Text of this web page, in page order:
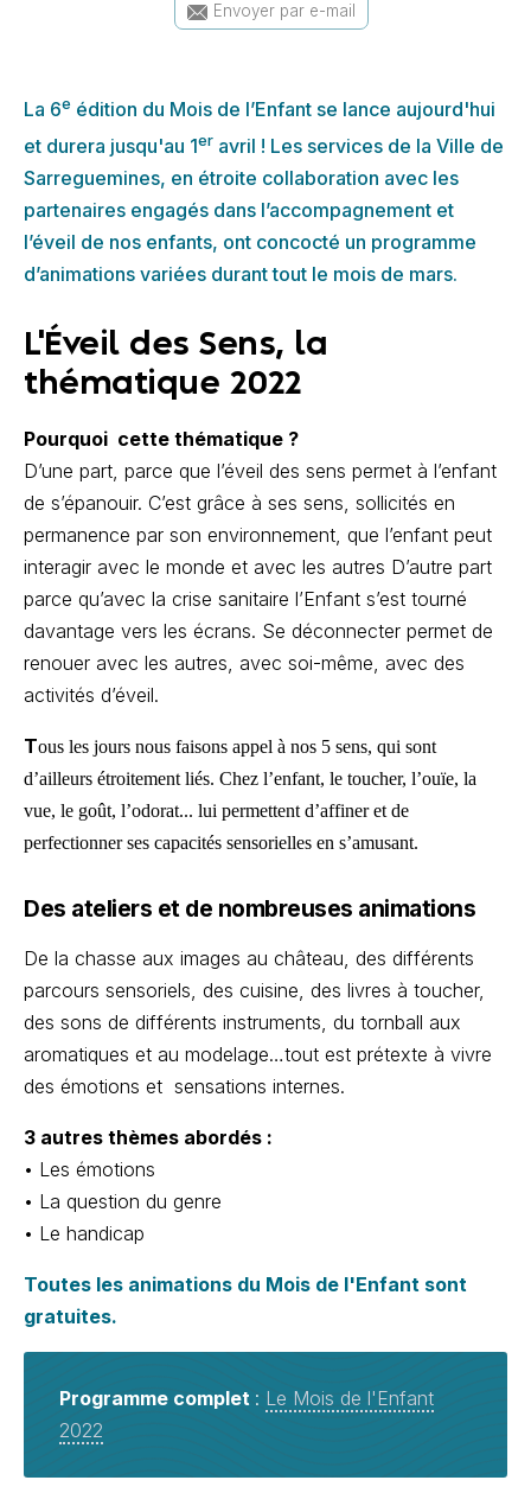
Envoyer par e-mail
La 6e édition du Mois de l’Enfant se lance aujourd'hui
et durera jusqu'au 1er avril ! Les services de la Ville de
Sarreguemines, en étroite collaboration avec les
partenaires engagés dans l’accompagnement et
l’éveil de nos enfants, ont concocté un programme
d’animations variées durant tout le mois de mars.
L'Éveil des Sens, la
thématique 2022
Pourquoi cette thématique ?
D’une part, parce que l’éveil des sens permet à l’enfant
de s’épanouir. C’est grâce à ses sens, sollicités en
permanence par son environnement, que l’enfant peut
interagir avec le monde et avec les autres D’autre part
parce qu’avec la crise sanitaire l’Enfant s’est tourné
davantage vers les écrans. Se déconnecter permet de
renouer avec les autres, avec soi-même, avec des
activités d’éveil.
Tous les jours nous faisons appel à nos 5 sens, qui sont
d’ailleurs étroitement liés. Chez l’enfant, le toucher, l’ouïe, la
vue, le goût, l’odorat... lui permettent d’affiner et de
perfectionner ses capacités sensorielles en s’amusant.
Des ateliers et de nombreuses animations
De la chasse aux images au château, des différents
parcours sensoriels, des cuisine, des livres à toucher,
des sons de différents instruments, du tornball aux
aromatiques et au modelage…tout est prétexte à vivre
des émotions et sensations internes.
3 autres thèmes abordés :
• Les émotions
• La question du genre
• Le handicap
Toutes les animations du Mois de l'Enfant sont
gratuites.
Programme complet : Le Mois de l'Enfant
2022